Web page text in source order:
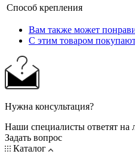
Cпособ крепления
Вам также может
С этим товаром
Нужна консультация?
Наши специалисты ответят
Задать вопрос
Каталог